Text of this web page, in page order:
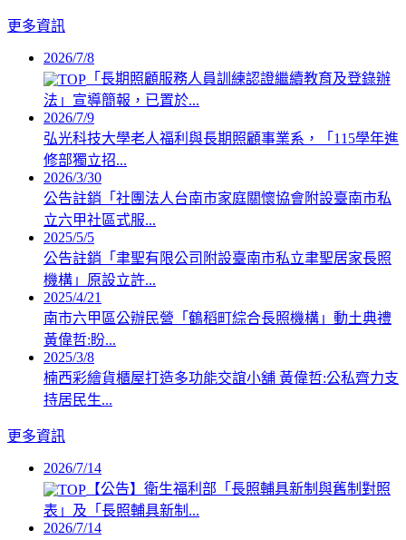
更多資訊
2026/7/8
「長期照顧服務人員訓練認證繼續教育及登錄辦
法」宣導簡報，已置於...
2026/7/9
弘光科技大學老人福利與長期照顧事業系，「115學年進
修部獨立招...
2026/3/30
公告註銷「社團法人台南市家庭關懷協會附設臺南市私
立六甲社區式服...
2025/5/5
公告註銷「聿聖有限公司附設臺南市私立聿聖居家長照
機構」原設立許...
2025/4/21
南市六甲區公辦民營「鶴稻町綜合長照機構」動土典禮
黃偉哲:盼...
2025/3/8
楠西彩繪貨櫃屋打造多功能交誼小舖 黃偉哲:公私齊力支
持居民生...
更多資訊
2026/7/14
【公告】衛生福利部「長照輔具新制與舊制對照
表」及「長照輔具新制...
2026/7/14